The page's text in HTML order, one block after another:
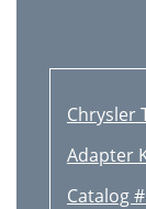
Chrysler
Adapter
Catalog